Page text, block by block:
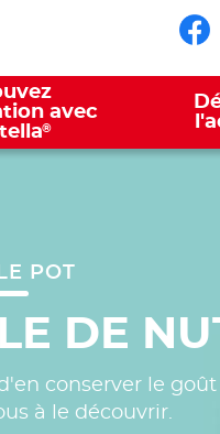
avec
®
POT
DE
conserver le
à le découvrir.